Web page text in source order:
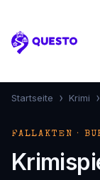
Questo
Startseite › Krimi ›
FALLAKTEN ·